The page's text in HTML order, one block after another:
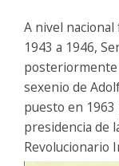
A nivel
1943 a 1946,
posteriormente
sexenio de
puesto en 1963
presidencia de
Revolucionario